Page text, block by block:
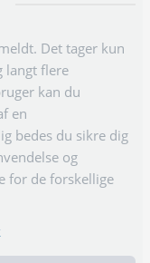
Det tager kun
langt flere
kan du
en
bedes du sikre dig
og
for de forskellige